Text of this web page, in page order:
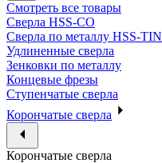
Смотреть все товары
Сверла HSS-CO
Сверла по металлу HSS-TIN
Удлиненные сверла
Зенковки по металлу
Концевые фрезы
Ступенчатые сверла
Корончатые сверла
Корончатые сверла